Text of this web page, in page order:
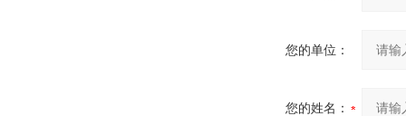
您的单位：
您的姓名：